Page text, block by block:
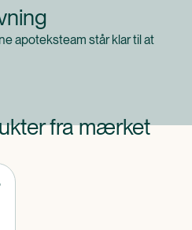
apoteksteam står klar til at
fra mærket